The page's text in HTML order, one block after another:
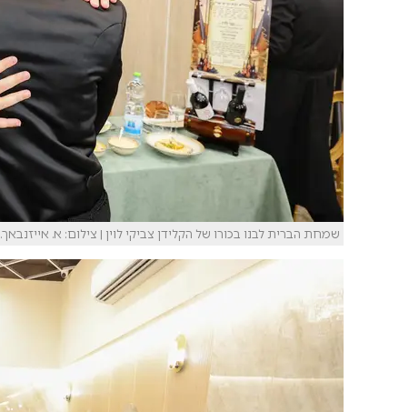
שמחת הברית לבנו בכורו של הקלידן צביקי לוין | צילום: א. אייזנבאך.